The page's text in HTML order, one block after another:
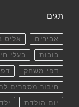
תגים
אבירים אליס
בובות בעלי
דפי משחק
חיבור מספרים
יום הולדת